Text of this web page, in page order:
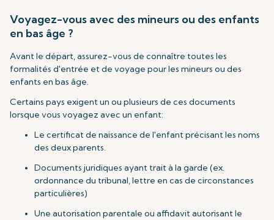
Voyagez-vous avec des mineurs ou des enfants
en bas âge ?
Avant le départ, assurez-vous de connaître toutes les
formalités d'entrée et de voyage pour les mineurs ou des
enfants en bas âge.
Certains pays exigent un ou plusieurs de ces documents
lorsque vous voyagez avec un enfant:
Le certificat de naissance de l'enfant précisant les noms
des deux parents.
Documents juridiques ayant trait à la garde (ex.
ordonnance du tribunal, lettre en cas de circonstances
particulières)
Une autorisation parentale ou affidavit autorisant le